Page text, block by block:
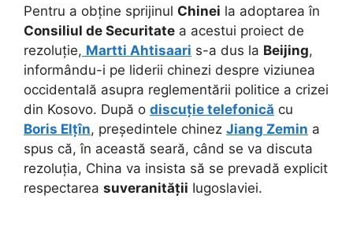
Pentru a obține sprijinul Chinei la adoptarea în
Consiliul de Securitate a acestui proiect de
rezoluție, Martti Ahtisaari s-a dus la Beijing,
informându-i pe liderii chinezi despre viziunea
occidentală asupra reglementării politice a crizei
din Kosovo. După o discuție telefonică cu
Boris Elțîn, președintele chinez Jiang Zemin a
spus că, în această seară, când se va discuta
rezoluția, China va insista să se prevadă explicit
respectarea suveranității Iugoslaviei.